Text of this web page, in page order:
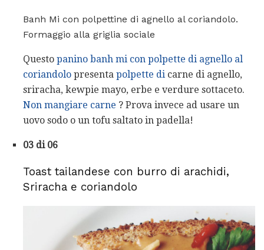
Banh Mi con polpettine di agnello al coriandolo.
Formaggio alla griglia sociale
Questo panino banh mi con polpette di agnello al
coriandolo presenta polpette di carne di agnello,
sriracha, kewpie mayo, erbe e verdure sottaceto.
Non mangiare carne ? Prova invece ad usare un
uovo sodo o un tofu saltato in padella!
03 di 06
Toast tailandese con burro di arachidi,
Sriracha e coriandolo